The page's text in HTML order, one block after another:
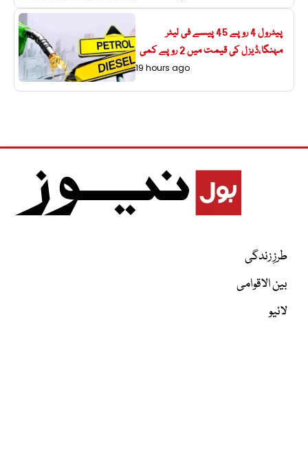
پیٹرول 4 روپے 45 پیسے فی لیٹر
مہنگا،ڈیزل کی قیمت میں 2 روپے کمی
19 hours ago
طرزِ زندگی
بین الاقوامی
لائیو